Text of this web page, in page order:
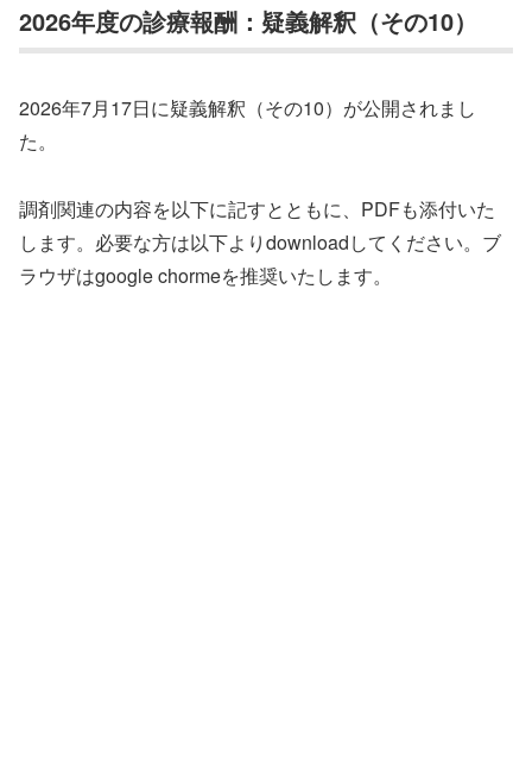
2026年度の診療報酬：疑義解釈（その10）
2026年7月17日に疑義解釈（その10）が公開されまし
た。
調剤関連の内容を以下に記すとともに、PDFも添付いた
します。必要な方は以下よりdownloadしてください。ブ
ラウザはgoogle chormeを推奨いたします。